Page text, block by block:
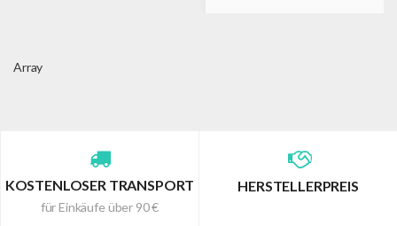
Array
KOSTENLOSER TRANSPORT
für Einkäufe über 90 €
HERSTELLERPREIS